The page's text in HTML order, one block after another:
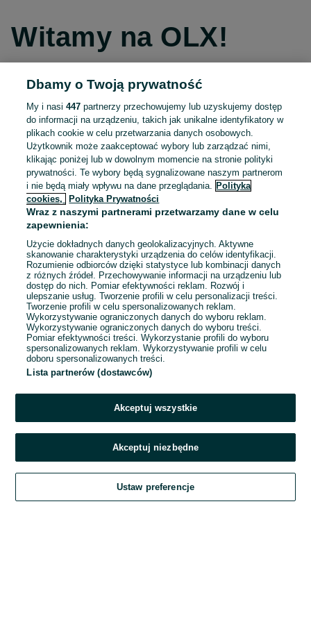
Witamy na OLX!
Kontynuuj przez Facebooka
Kontynuuj przez konto Apple
Kontynuuj przez konto Google
LUB
E-mail
Hasło
Zaloguj się
Kontynuując za pośrednictwem jednego z dostawców wskazanych powyżej,
OLX.pl w jego aktualnym brzmieniu.
Dbamy o Twoją prywatność
My i nasi447 partnerzy przechowujemy lub uzyskujemy dostęp
do informacji na urządzeniu, takich jak unikalne identyfikatory w
plikach cookie w celu przetwarzania danych osobowych.
Użytkownik może zaakceptować wybory lub zarządzać nimi,
klikając poniżej lub w dowolnym momencie na stronie polityki
prywatności. Te wybory będą sygnalizowane naszym partnerom
i nie będą miały wpływu na dane przeglądania.
Polityka
cookies,
Polityka Prywatności
Wraz z naszymi partnerami przetwarzamy dane w celu
zapewnienia:
Użycie dokładnych danych geolokalizacyjnych. Aktywne
skanowanie charakterystyki urządzenia do celów identyfikacji.
Rozumienie odbiorców dzięki statystyce lub kombinacji danych
z różnych źródeł. Przechowywanie informacji na urządzeniu lub
dostęp do nich. Pomiar efektywności reklam. Rozwój i
ulepszanie usług. Tworzenie profili w celu personalizacji treści.
Tworzenie profili w celu spersonalizowanych reklam.
Wykorzystywanie ograniczonych danych do wyboru reklam.
Wykorzystywanie ograniczonych danych do wyboru treści.
Pomiar efektywności treści. Wykorzystanie profili do wyboru
spersonalizowanych reklam. Wykorzystywanie profili w celu
doboru spersonalizowanych treści.
Lista partnerów (dostawców)
Akceptuj wszystkie
Akceptuj niezbędne
Ustaw preferencje